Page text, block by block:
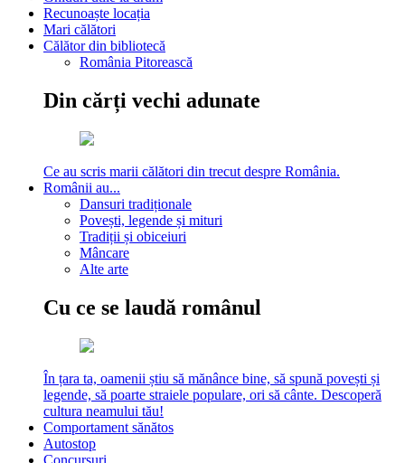
Recunoaște locația
Mari călători
Călător din bibliotecă
România Pitorească
Din cărți vechi adunate
Ce au scris marii călători din trecut despre România.
Românii au...
Dansuri tradiționale
Povești, legende și mituri
Tradiții și obiceiuri
Mâncare
Alte arte
Cu ce se laudă românul
În țara ta, oamenii știu să mănânce bine, să spună povești și
legende, să poarte straiele populare, ori să cânte. Descoperă
cultura neamului tău!
Comportament sănătos
Autostop
Concursuri